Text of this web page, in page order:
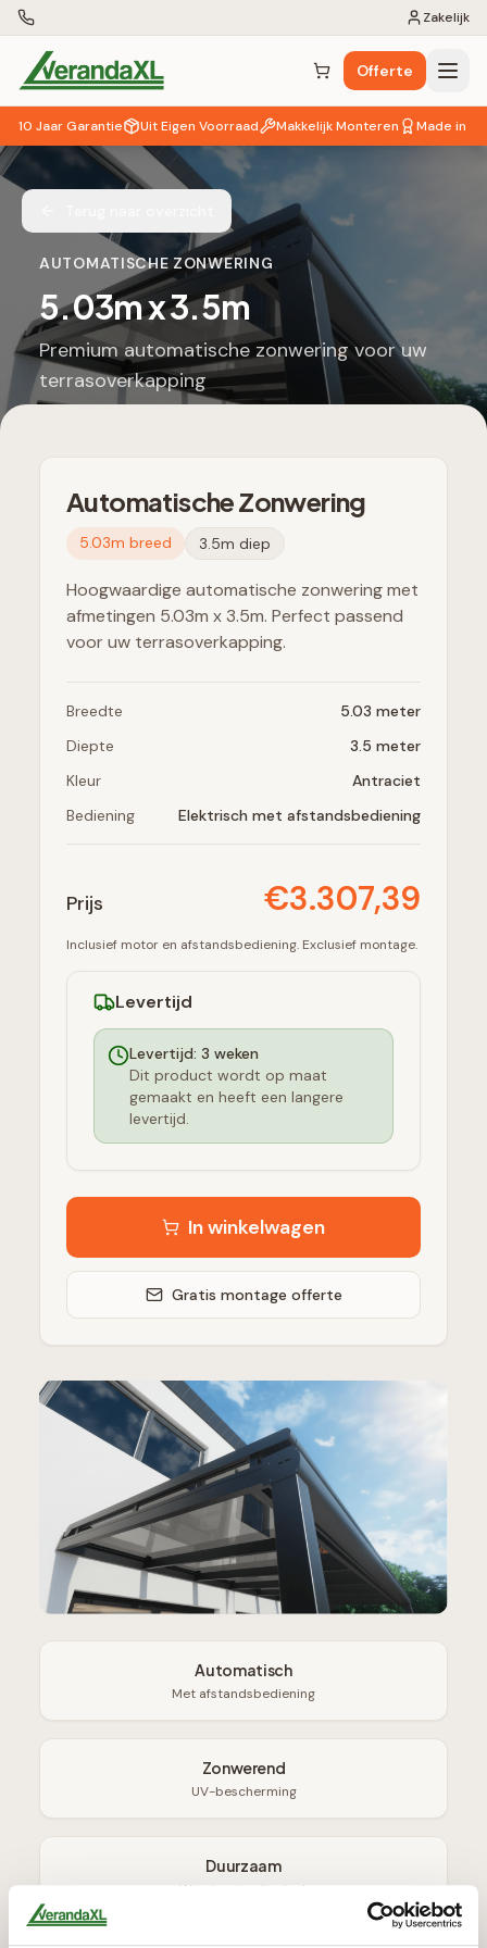
Zakelijk
Winkelwagen ( 0 items)
Offerte
10 Jaar Garantie Uit Eigen Voorraad Makkelijk Monteren Made in EU
AUTOMATISCHE ZONWERING
5.03m x3.5m
Premium automatische zonwering voor uw
terrasoverkapping
Automatisch
Met afstandsbediening
Zonwerend
UV-bescherming
Duurzaam
Weerbestendig doek
Automatische Zonwering
5.03m breed 3.5m diep
Hoogwaardige automatische zonwering met
afmetingen 5.03m x 3.5m. Perfect passend
voor uw terrasoverkapping.
Breedte 5.03 meter
Diepte
3.5 meter
Kleur
Antraciet
Bediening
Elektrisch met afstandsbediening
Prijs €3.307,39
Inclusief motor en afstandsbediening. Exclusief montage.
Levertijd
Levertijd: 3 weken
Dit product wordt op maat
gemaakt en heeft een langere
levertijd.
In winkelwagen
Gratis montage offerte